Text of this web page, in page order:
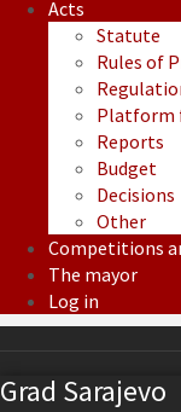
Acts
Statute
Rules of
Platform
Reports
Budget
Decisions
Other
Competitions
The mayor
Log in
Grad Sarajevo